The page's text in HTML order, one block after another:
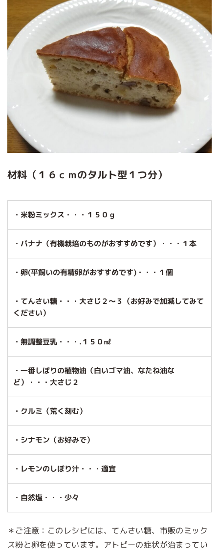
材料（１６ｃｍのタルト型１つ分）
・米粉ミックス・・・１５０ｇ
・バナナ（有機栽培のものがおすすめです）・・・１本
・卵(平飼いの有精卵がおすすめです)・・・１個
・てんさい糖・・・大さじ２～３（お好みで加減してみて
ください）
・無調整豆乳・・・.１５０㎖
・一番しぼりの植物油（白いゴマ油、なたね油な
ど）・・・大さじ２
・クルミ（荒く刻む）
・シナモン（お好みで）
・レモンのしぼり汁・・・適宜
・自然塩・・・少々
＊ご注意：このレシピには、てんさい糖、市販のミック
ス粉と卵を使っています。アトピーの症状が治まってい